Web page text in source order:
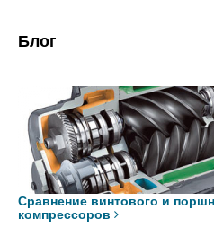
Блог
Сравнение винтового и
компрессоров